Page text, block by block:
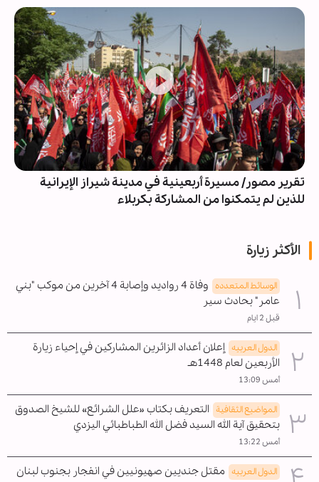
تقرير مصور/ مسيرة أربعينية في مدينة شيراز الإيرانية
للذين لم يتمكنوا من المشاركة بكربلاء
الأكثر زيارة
الوسائط المتعدده
وفاة 4 رواديد وإصابة 4 آخرين من موكب "بني
عامر" بحادث سير
قبل 2 ايام
الدول العربیه إعلان أعداد الزائرين المشاركين في إحياء زيارة
الأربعين لعام 1448هـ
أمس 13:09
المواضیع الثقافية التعريف بكتاب «علل الشرائع» للشيخ الصدوق
بتحقيق آية الله السيد فضل الله الطباطبائي اليزدي
أمس 13:22
الدول العربیه مقتل جنديين صهيونيين في انفجار بجنوب لبنان